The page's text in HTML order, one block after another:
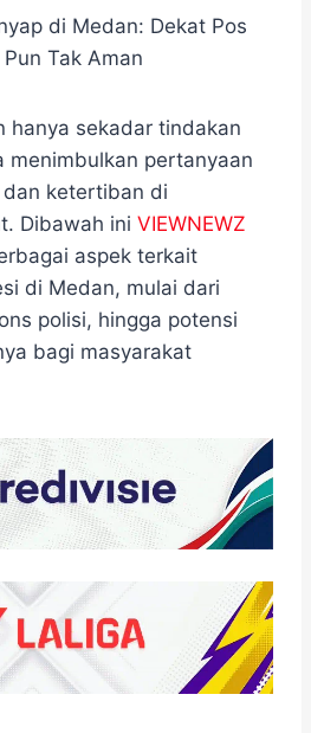
r
hanya sekadar tindakan
menimbulkan pertanyaan
ketertiban di
Dibawah ini VIEWNEWZ
aspek terkait
di Medan, mulai dari
polisi, hingga potensi
bagi masyarakat